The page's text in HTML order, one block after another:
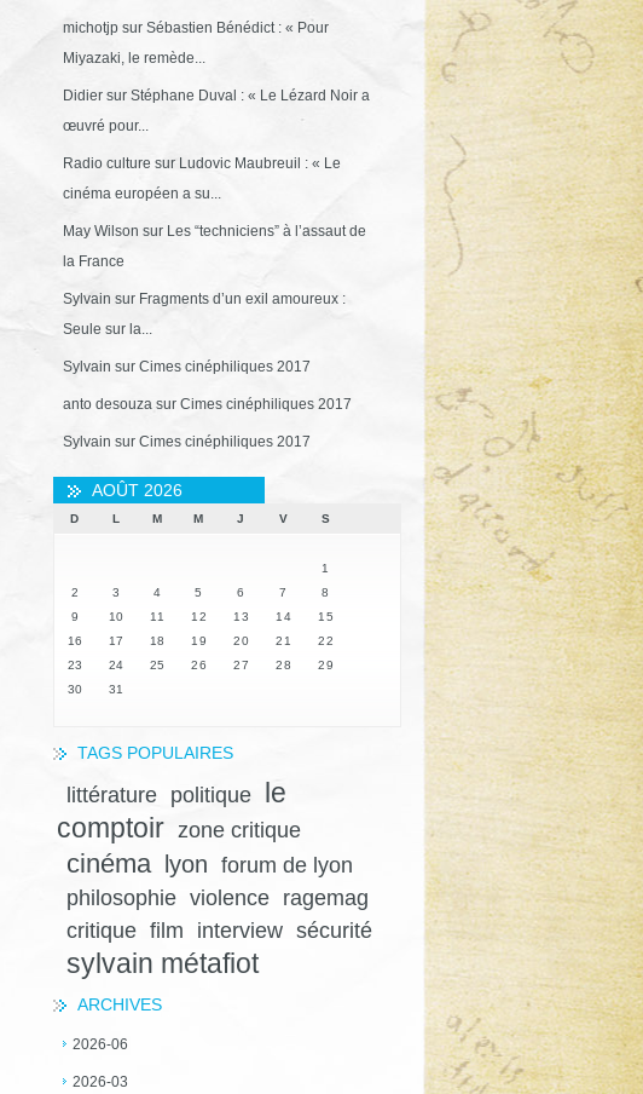
michotjpsur Sébastien Bénédict : « Pour
Miyazaki, le remède...
Didiersur Stéphane Duval : « Le Lézard Noir a
œuvré pour...
Radio culture sur Ludovic Maubreuil : « Le
cinéma européen a su...
May Wilson sur Les “techniciens” à l’assaut de
la France
Sylvain sur Fragments d’un exil amoureux :
Seule sur la...
Sylvain sur Cimes cinéphiliques 2017
anto desouzasur Cimes cinéphiliques 2017
Sylvain sur Cimes cinéphiliques 2017
AOÛT 2026
D L M M J V S
1
2
3 4 5 6 7
8
9
10 11 12 13 14
15
16
17 18 19 20 21
22
23
24 25 26 27 28
29
30
31
TAGS POPULAIRES
littérature politique
le
comptoir zone critique
cinéma lyon forum de lyon
philosophie violence
ragemag
critique film interview sécurité
sylvain métafiot
ARCHIVES
2026-06
2026-03